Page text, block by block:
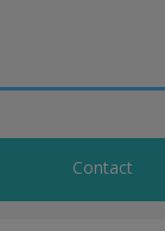
Contact